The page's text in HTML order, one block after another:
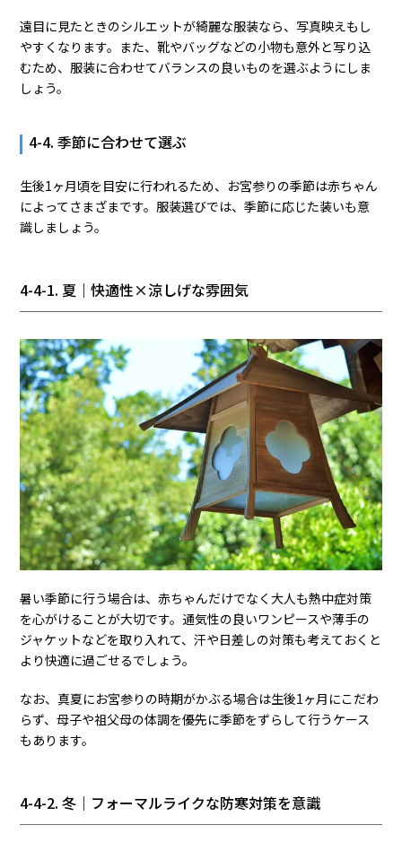
遠目に見たときのシルエットが綺麗な服装なら、写真映えもし
やすくなります。また、靴やバッグなどの小物も意外と写り込
むため、服装に合わせてバランスの良いものを選ぶようにしま
しょう。
4-4. 季節に合わせて選ぶ
生後1ヶ月頃を目安に行われるため、お宮参りの季節は赤ちゃん
によってさまざまです。服装選びでは、季節に応じた装いも意
識しましょう。
4-4-1. 夏｜快適性×涼しげな雰囲気
暑い季節に行う場合は、赤ちゃんだけでなく大人も熱中症対策
を心がけることが大切です。通気性の良いワンピースや薄手の
ジャケットなどを取り入れて、汗や日差しの対策も考えておくと
より快適に過ごせるでしょう。
なお、真夏にお宮参りの時期がかぶる場合は生後1ヶ月にこだわ
らず、母子や祖父母の体調を優先に季節をずらして行うケース
もあります。
4-4-2. 冬｜フォーマルライクな防寒対策を意識